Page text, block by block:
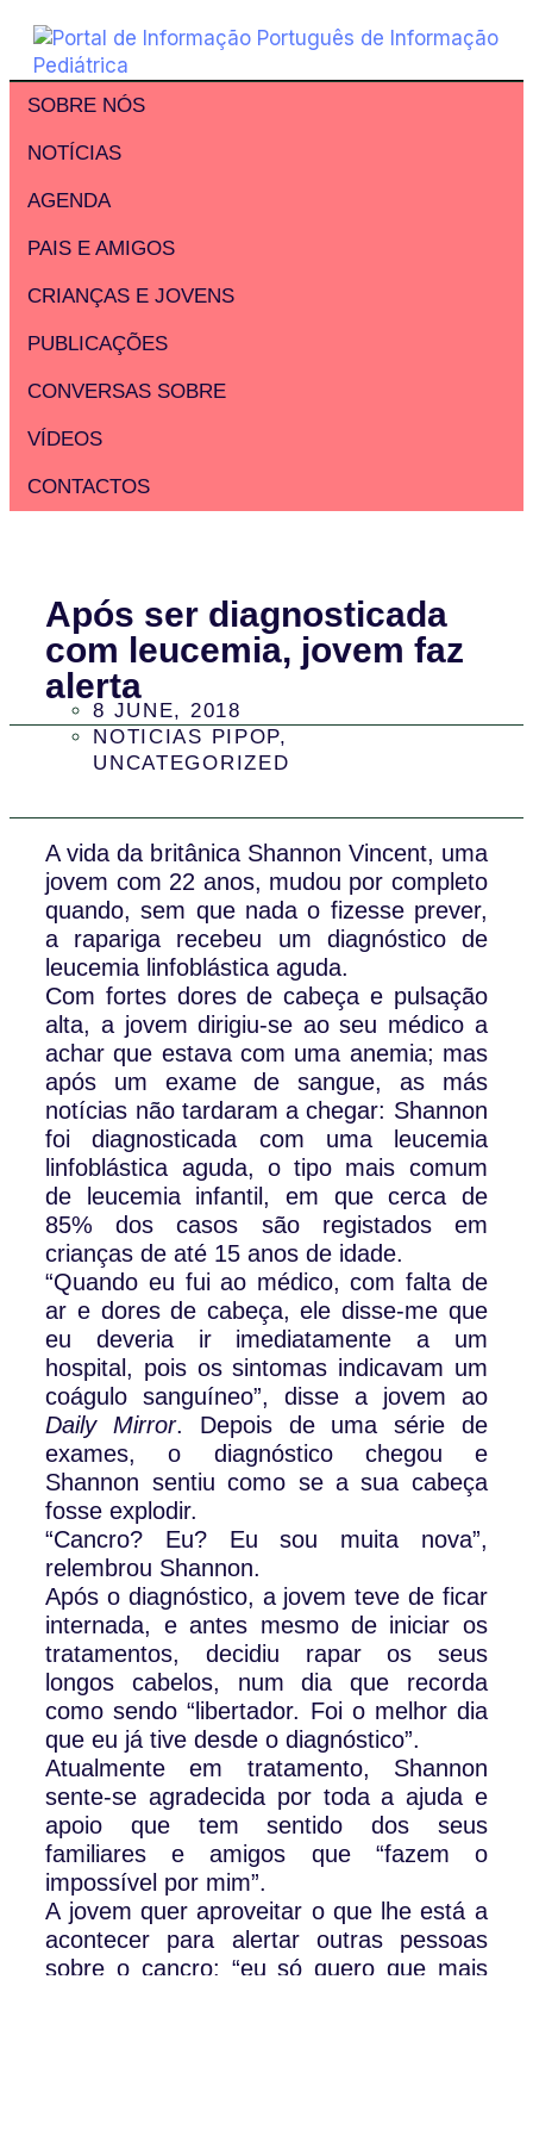
SOBRE NÓS
NOTÍCIAS
AGENDA
PAIS E AMIGOS
CRIANÇAS E JOVENS
PUBLICAÇÕES
CONVERSAS SOBRE
VÍDEOS
CONTACTOS
Após ser diagnosticada
com leucemia, jovem faz
alerta
8 JUNE, 2018
NOTICIAS PIPOP,
UNCATEGORIZED
A vida da britânica Shannon Vincent, uma
jovem com 22 anos, mudou por completo
quando, sem que nada o fizesse prever,
a rapariga recebeu um diagnóstico de
leucemia linfoblástica aguda.
Com fortes dores de cabeça e pulsação
alta, a jovem dirigiu-se ao seu médico a
achar que estava com uma anemia; mas
após um exame de sangue, as más
notícias não tardaram a chegar: Shannon
foi diagnosticada com uma leucemia
linfoblástica aguda, o tipo mais comum
de leucemia infantil, em que cerca de
85% dos casos são registados em
crianças de até 15 anos de idade.
“Quando eu fui ao médico, com falta de
ar e dores de cabeça, ele disse-me que
eu deveria ir imediatamente a um
hospital, pois os sintomas indicavam um
coágulo sanguíneo”, disse a jovem ao
Daily Mirror. Depois de uma série de
exames, o diagnóstico chegou e
Shannon sentiu como se a sua cabeça
fosse explodir.
“Cancro? Eu? Eu sou muita nova”,
relembrou Shannon.
Após o diagnóstico, a jovem teve de ficar
internada, e antes mesmo de iniciar os
tratamentos, decidiu rapar os seus
longos cabelos, num dia que recorda
como sendo “libertador. Foi o melhor dia
que eu já tive desde o diagnóstico”.
Atualmente em tratamento, Shannon
sente-se agradecida por toda a ajuda e
apoio que tem sentido dos seus
familiares e amigos que “fazem o
impossível por mim”.
A jovem quer aproveitar o que lhe está a
acontecer para alertar outras pessoas
sobre o cancro: “eu só quero que mais